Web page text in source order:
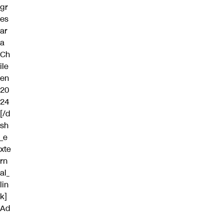
gr
es
ar
a
Ch
ile
en
20
24
[/d
sh
_e
xte
rn
al_
lin
k]
Ad